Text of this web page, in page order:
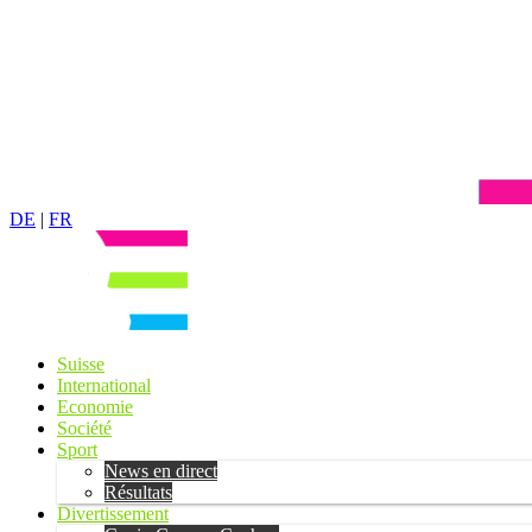
DE | FR
Suisse
International
Economie
Société
Sport
News en direct
Résultats
Divertissement